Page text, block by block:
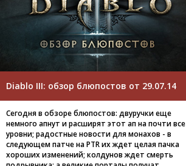
Diablo III: обзор блюпостов от 29.07.14
Сегодня в обзоре блюпостов: двуручки еще
немного апнут и расширят этот ап на почти все
уровни; радостные новости для монахов - в
следующем патче на PTR их ждет целая пачка
хороших изменений; колдунов ждет смерть